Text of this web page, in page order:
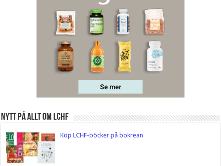
Nytt på Allt om LCHF
Köp LCHF-böcker på bokrean